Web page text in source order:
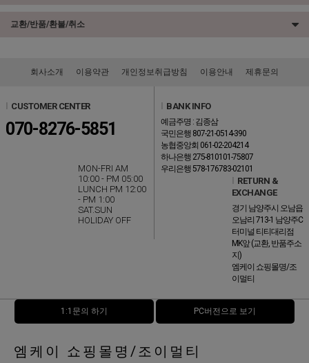
교환/반품/환불/취소
회사소개 이용약관 개인정보취급방침 이용안내 제휴문의
CUSTOMER CENTER
070-8276-5851
MON-FRI AM
10:00 - PM 05:00
LUNCH PM 12:00
- PM 1:00
SAT.SUN
HOLIDAY OFF
BANK INFO
예금주명 : 김종삼
국민은행 807-21-0514-390
농협중앙회 061-02-204214
하나은행 275-810101-75807
우리은행 578-176783-02101
RETURN &
EXCHANGE
경기 남양주시 오남읍
오남리 713-1 남양주C
터미널 티티대리점
MK앞 (교환, 반품주소
지)
엠케이 쇼핑몰명/조
이멀티
1:1문의 하기 PC버전으로 보기
엠케이 쇼핑몰명/조이멀티